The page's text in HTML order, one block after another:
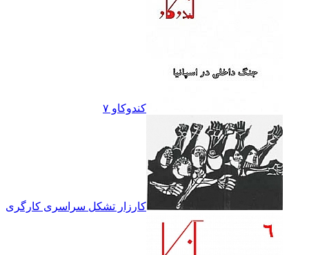
کندوکاو ۷
کارزار تشکل سراسرى کارگرى